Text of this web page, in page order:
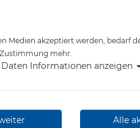
25,90 €
24,70 €*
Medien akzeptiert werden, bedarf
mehr.
Daten Informationen anzeigen
Alle